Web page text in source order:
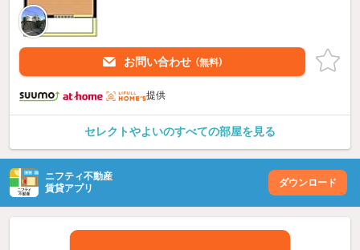
お問い合わせ （無料）
提供
セレクトやよいのすべての部屋を見る
ニフティ不動産
賃貸アプリ
ダウンロード